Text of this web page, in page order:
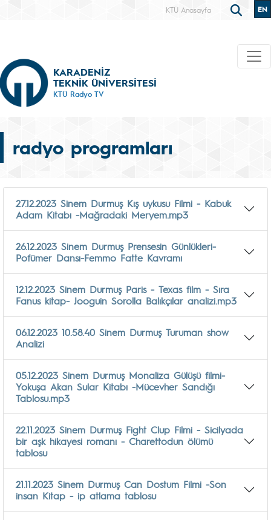
KTÜ Anasayfa EN
KARADENİZ
TEKNİK ÜNİVERSİTESİ
KTÜ Radyo TV
radyo programları
27.12.2023 Sinem Durmuş Kış uykusu Filmi - Kabuk
Adam Kitabı -Mağradaki Meryem.mp3
26.12.2023 Sinem Durmuş Prensesin Günlükleri-
Pofümer Dansı-Femmo Fatte Kavramı
12.12.2023 Sinem Durmuş Paris - Texas film - Sıra
Fanus kitap- Jooguin Sorolla Balıkçılar analizi.mp3
06.12.2023 10.58.40 Sinem Durmuş Turuman show
Analizi
05.12.2023 Sinem Durmuş Monaliza Gülüşü filmi-
Yokuşa Akan Sular Kitabı -Mücevher Sandığı
Tablosu.mp3
22.11.2023 Sinem Durmuş Fight Clup Filmi - Sicilyada
bir aşk hikayesi romanı - Charettodun ölümü
tablosu
21.11.2023 Sinem Durmuş Can Dostum Filmi -Son
insan Kitap - ip atlama tablosu